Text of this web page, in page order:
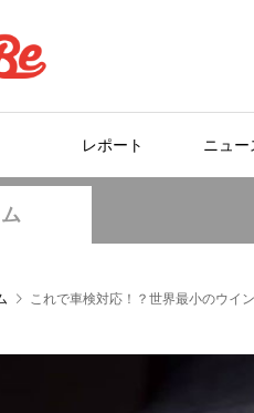
レポート ニュー
これで車検対応！？世界最小のウイ